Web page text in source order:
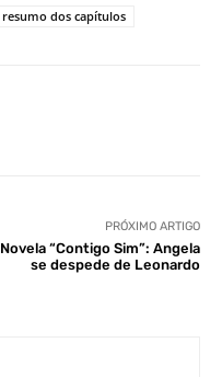
resumo dos capítulos
PRÓXIMO ARTIGO
Novela “Contigo Sim”: Angela
se despede de Leonardo